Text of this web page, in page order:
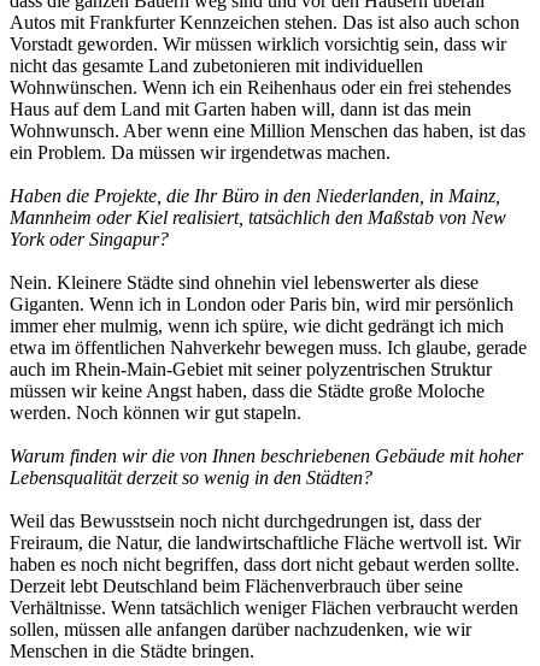
Autos mit Frankfurter Kennzeichen stehen. Das ist also auch schon
Vorstadt geworden. Wir müssen wirklich vorsichtig sein, dass wir
nicht das gesamte Land zubetonieren mit individuellen
Wohnwünschen. Wenn ich ein Reihenhaus oder ein frei stehendes
Haus auf dem Land mit Garten haben will, dann ist das mein
Wohnwunsch. Aber wenn eine Million Menschen das haben, ist das
ein Problem. Da müssen wir irgendetwas machen.
Haben die Projekte, die Ihr Büro in den Niederlanden, in Mainz,
Mannheim oder Kiel realisiert, tatsächlich den Maßstab von New
York oder Singapur?
Nein. Kleinere Städte sind ohnehin viel lebenswerter als diese
Giganten. Wenn ich in London oder Paris bin, wird mir persönlich
immer eher mulmig, wenn ich spüre, wie dicht gedrängt ich mich
etwa im öffentlichen Nahverkehr bewegen muss. Ich glaube, gerade
auch im Rhein-Main-Gebiet mit seiner polyzentrischen Struktur
müssen wir keine Angst haben, dass die Städte große Moloche
werden. Noch können wir gut stapeln.
Warum finden wir die von Ihnen beschriebenen Gebäude mit hoher
Lebensqualität derzeit so wenig in den Städten?
Weil das Bewusstsein noch nicht durchgedrungen ist, dass der
Freiraum, die Natur, die landwirtschaftliche Fläche wertvoll ist. Wir
haben es noch nicht begriffen, dass dort nicht gebaut werden sollte.
Derzeit lebt Deutschland beim Flächenverbrauch über seine
Verhältnisse. Wenn tatsächlich weniger Flächen verbraucht werden
sollen, müssen alle anfangen darüber nachzudenken, wie wir
Menschen in die Städte bringen.